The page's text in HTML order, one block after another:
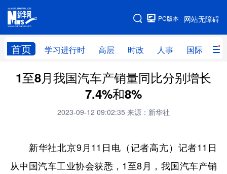
网站无障碍
PC版本
首页 学习进行时 高层 时政 人事 国际 财
网站地图
学习进行时 高层 时政 人事
财经 网评
全球连线
文化 书画 健康 军事
1至8月我国汽车产销量同比分别增长
7.4%和8%
2023-09-12 09:02:35 来源：新华社
新华社北京9月11日电（记者高亢）记者11日
从中国汽车工业协会获悉，1至8月，我国汽车产销